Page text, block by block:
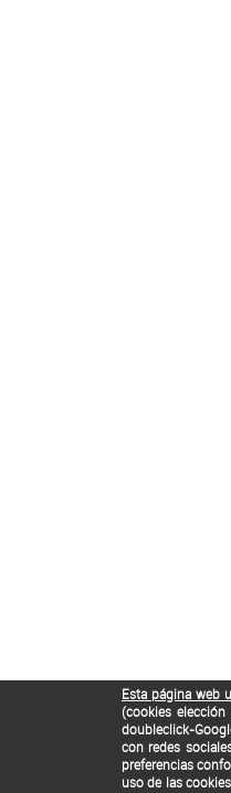
Esta página web
(cookies
doubleclick-
con redes
preferencias
uso de las